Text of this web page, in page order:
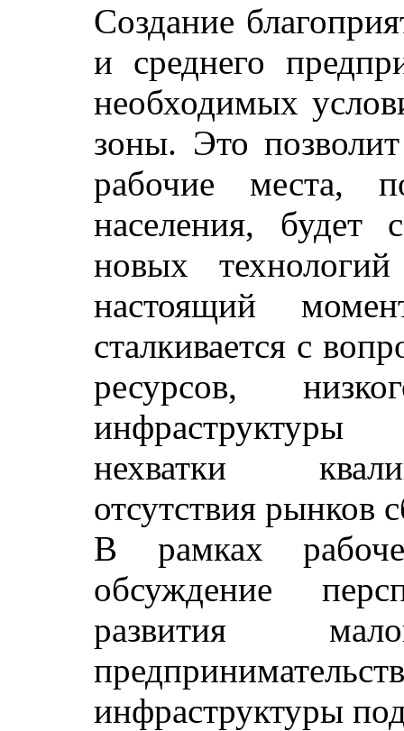
Создание
и среднего
необходимых
зоны. Это
рабочие места,
населения, будет
новых
настоящий
сталкивается с
ресурсов,
нехватки
отсутствия рынков
В рамках
обсуждение
развития
инфраструктуры